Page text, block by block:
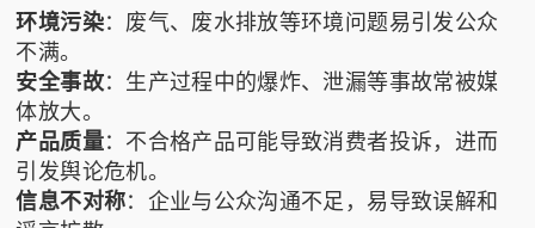
环境污染：废气、废水排放等环境问题易引发公众
不满。
安全事故：生产过程中的爆炸、泄漏等事故常被媒
体放大。
产品质量：不合格产品可能导致消费者投诉，进而
引发舆论危机。
信息不对称：企业与公众沟通不足，易导致误解和